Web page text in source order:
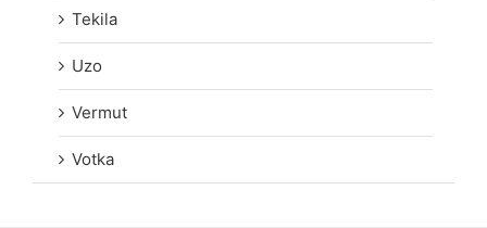
Tekila
Uzo
Vermut
Votka